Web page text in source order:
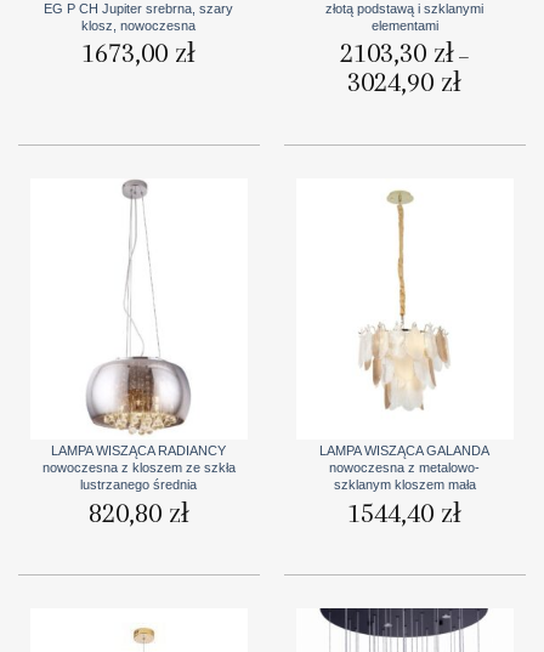
EG P CH Jupiter srebrna, szary
klosz, nowoczesna
1673,00 zł
złotą podstawą i szklanymi
elementami
2103,30 zł –
3024,90 złZakres
cen:
LAMPA WISZĄCA RADIANCY
nowoczesna z kloszem ze szkła
lustrzanego średnia
820,80 zł
LAMPA WISZĄCA GALANDA
nowoczesna z metalowo-
szklanym kloszem mała
1544,40 zł